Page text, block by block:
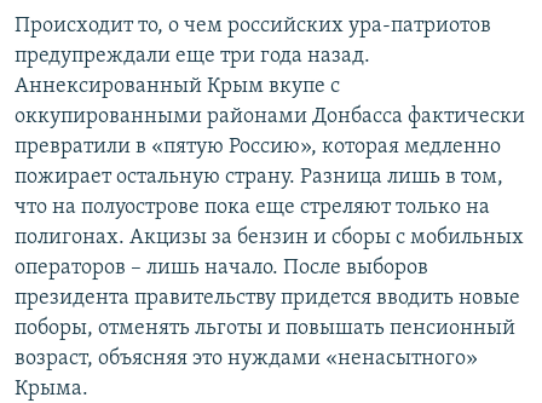
Происходит то, о чем российских ура-патриотов
предупреждали еще три года назад.
Аннексированный Крым вкупе с
оккупированными районами Донбасса фактически
превратили в «пятую Россию», которая медленно
пожирает остальную страну. Разница лишь в том,
что на полуострове пока еще стреляют только на
полигонах. Акцизы за бензин и сборы с мобильных
операторов – лишь начало. После выборов
президента правительству придется вводить новые
поборы, отменять льготы и повышать пенсионный
возраст, объясняя это нуждами «ненасытного»
Крыма.